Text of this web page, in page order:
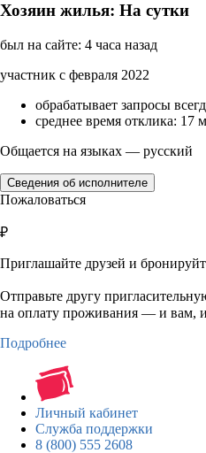
Хозяин жилья: На сутки
был на сайте: 4 часа назад
участник с февраля 2022
обрабатывает запросы
среднее время отклика: 17
Общается на языках — русский
Сведения об исполнителе
Пожаловаться
₽
Приглашайте друзей и
Отправьте другу
на оплату проживания — и вам, и
Подробнее
Личный кабинет
Служба поддержки
8 (800) 555 2608